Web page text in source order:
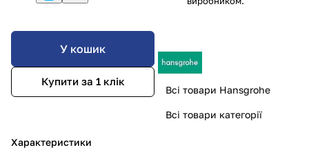
У кошик
Купити за 1 клiк
Характеристики
Всі товари Hansgrohe
Всі товари категорії